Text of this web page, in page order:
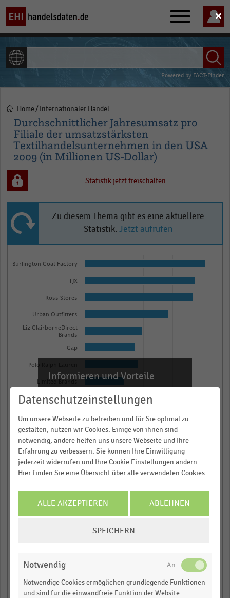
Main
navigation
Powered by FACT-Finder
Pfadnavigation
Home Internationaler Handel
Durchschnittlicher Jahresumsatz pro
Filiale der umsatzstärksten
Textilhandelsunternehmen in den USA
2009 (in Millionen US-Dollar)
Statistik jetzt freischalten
Zu diesem Thema gibt es eine aktuellere
Statistik. Jetzt aufrufen
chart
chart
displaying
categories.
Range:
15
categories.
The
chart
axis
pro
Filiale
graphic.
Durchschnittlicher Jahresumsatz pro Filiale in
Burlington Coat Factory
TJX
Ross Stores
Urban Outfitters
Liz ClairborneDirect
Brands
Gap
Polo Ralph Lauren
Abercrombie & Fitch
Outfitters
Aérospostale
Ann Taylor
Chicos FAS
Charming Shoppes
0,00 0,25 0,50 0,75 1,00
chart
Informieren und Vorteile
sichern!
Für Ihre bequeme und umfassende
Recherche:
Über 300.000 Daten und Kennzahlen
Rund 25.000 Statistiken
Download als Excel, PNG, PDF
JETZT INFORMIEREN
Datenschutzeinstellungen
Um unsere Webseite zu betreiben und für Sie optimal zu
gestalten, nutzen wir Cookies. Einige von ihnen sind
notwendig, andere helfen uns unsere Webseite und Ihre
Erfahrung zu verbessern. Sie können Ihre Einwilligung
jederzeit widerrufen und Ihre Cookie Einstellungen ändern.
Hier finden Sie eine Übersicht über alle verwendeten Cookies.
ALLE AKZEPTIEREN ABLEHNEN
SPEICHERN
Notwendig
Notwendige Cookies ermöglichen grundlegende Funktionen
und sind für die einwandfreie Funktion der Website